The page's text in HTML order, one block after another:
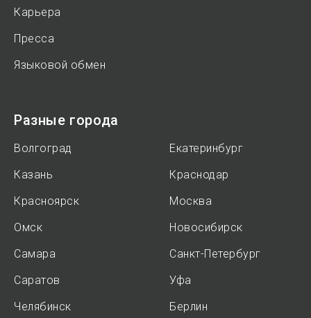
Карьера
Пресса
Языковой обмен
Разные города
Волгоград
Екатеринбург
Казань
Краснодар
Красноярск
Москва
Омск
Новосибирск
Самара
Санкт-Петербург
Саратов
Уфа
Челябинск
Берлин